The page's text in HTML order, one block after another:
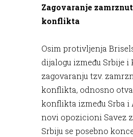
Zagovaranje
konflikta
Osim protivljenja
dijalogu između Srbije i
zagovaranju tzv.
konflikta, odnosno
konflikta između Srba i
novi opozicioni Savez
Srbiju se posebno